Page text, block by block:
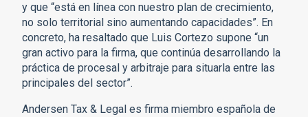
y que “está en línea con nuestro plan de crecimiento,
no solo territorial sino aumentando capacidades”. En
concreto, ha resaltado que Luis Cortezo supone “un
gran activo para la firma, que continúa desarrollando la
práctica de procesal y arbitraje para situarla entre las
principales del sector”.
Andersen Tax & Legal es firma miembro española de